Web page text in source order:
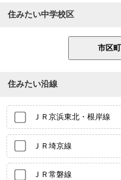
住みたい中学校区
住みたい沿線
ＪＲ京浜東北・根岸線
ＪＲ埼京線
ＪＲ常磐線